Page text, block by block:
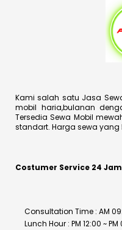
Kami salah satu Jasa
mobil haria,bulanan
Tersedia Sewa Mobil
standart. Harga sewa
Costumer Service 24 Jam
Consultation Time : AM
Lunch Hour : PM 12:00 ~ PM